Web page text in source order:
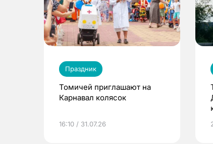
Праздник
Томичей приглашают на
Карнавал колясок
16:10 / 31.07.26